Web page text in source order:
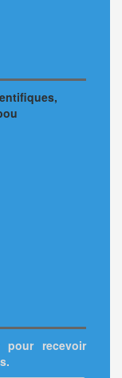
pour recevoir